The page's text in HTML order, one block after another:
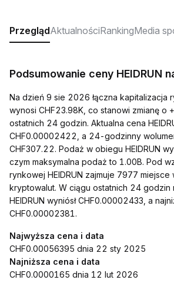
PrzeglądAktualnościRankingMedia
Podsumowanie ceny HEIDRUN
Na dzień 9 sie 2026 łączna kapitalizacja
wynosi CHF23.98K, co stanowi zmianę o
ostatnich 24 godzin. Aktualna cena
CHF0.00002422, a 24-godzinny
CHF307.22. Podaż w obiegu HEIDRUN
czym maksymalna podaż to 1.00B. Pod
rynkowej HEIDRUN zajmuje 7977 miejsce
kryptowalut. W ciągu ostatnich 24 godzin
HEIDRUN wyniósł CHF0.00002433, a
CHF0.00002381.
Najwyższa cena i data
CHF0.00056395 dnia 22 sty 2025
Najniższa cena i data
CHF0.0000165 dnia 12 lut 2026